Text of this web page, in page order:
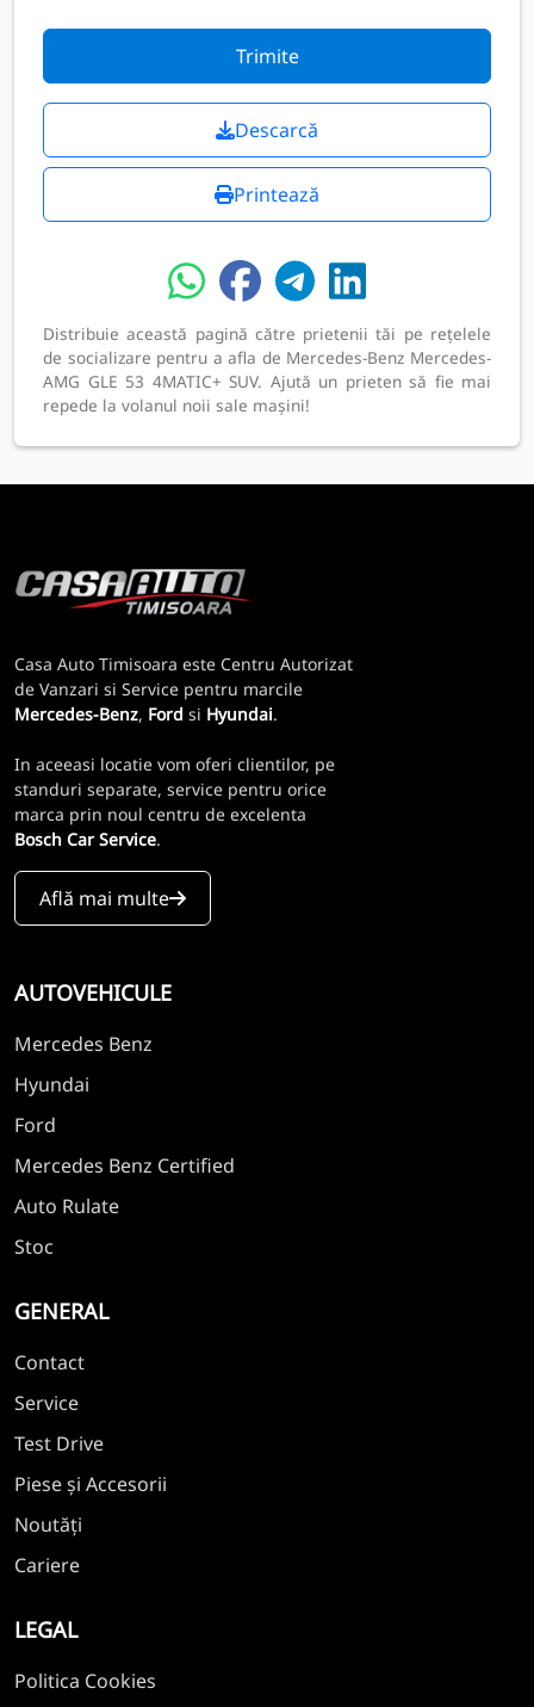
Trimite
Descarcă
Printează
Distribuie această pagină către prietenii tăi pe rețelele
de socializare pentru a afla de Mercedes-Benz Mercedes-
AMG GLE 53 4MATIC+ SUV. Ajută un prieten să fie mai
repede la volanul noii sale mașini!
Casa Auto Timisoara este Centru Autorizat
de Vanzari si Service pentru marcile
Mercedes-Benz, Ford si Hyundai.
In aceeasi locatie vom oferi clientilor, pe
standuri separate, service pentru orice
marca prin noul centru de excelenta
Bosch Car Service.
Află mai multe
AUTOVEHICULE
Mercedes Benz
Hyundai
Ford
Mercedes Benz Certified
Auto Rulate
Stoc
GENERAL
Contact
Service
Test Drive
Piese și Accesorii
Noutăți
Cariere
LEGAL
Politica Cookies